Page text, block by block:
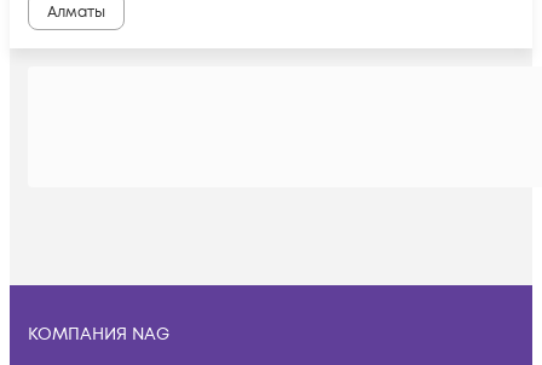
Алматы
КОМПАНИЯ NAG